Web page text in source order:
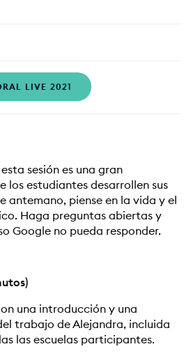
LIVE 2021
sesión es una gran
los estudiantes desarrollen sus
antemano, piense en la vida y el
Haga preguntas abiertas y
Google no pueda responder.
una introducción y una
trabajo de Alejandra, incluida
las escuelas participantes.